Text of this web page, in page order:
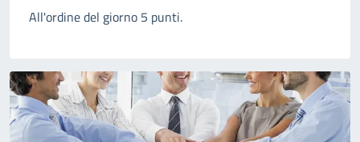
All'ordine del giorno 5 punti.